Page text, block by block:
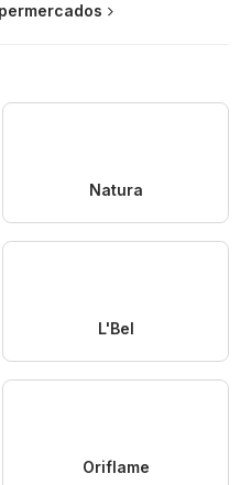
Natura
L'Bel
Oriflame